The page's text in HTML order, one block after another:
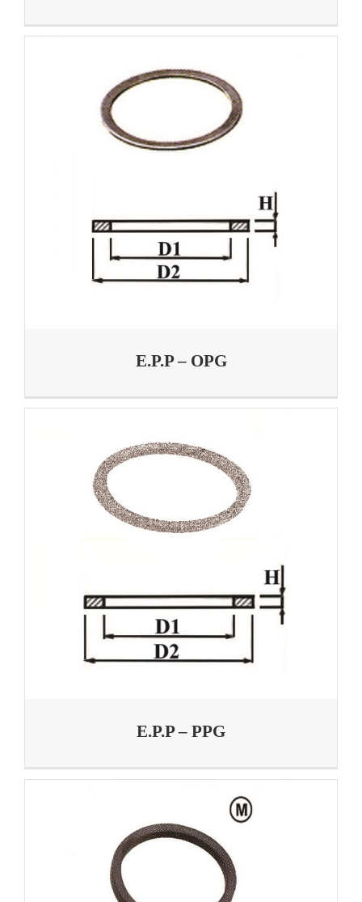
E.P.P – OPG
E.P.P – PPG